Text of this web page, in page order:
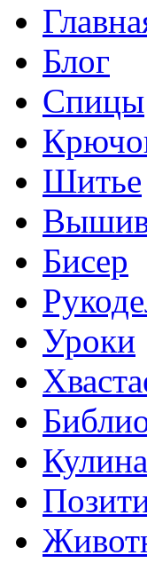
Блог
Спицы
Шитье
Бисер
Уроки